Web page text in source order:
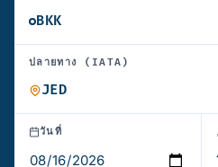
ปลายทาง (IATA)
วันที่